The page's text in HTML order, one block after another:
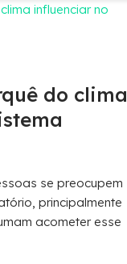
do clima
se preocupem
principalmente
acometer esse